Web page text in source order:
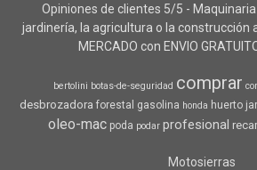
Opiniones de clientes 5/5 -
jardinería, la agricultura o la construcción al
MERCADO con ENVIO
bertolini botas-de-seguridad comprar
desbrozadora forestal gasolina honda huerto
oleo-mac poda podar profesional
Motosierras